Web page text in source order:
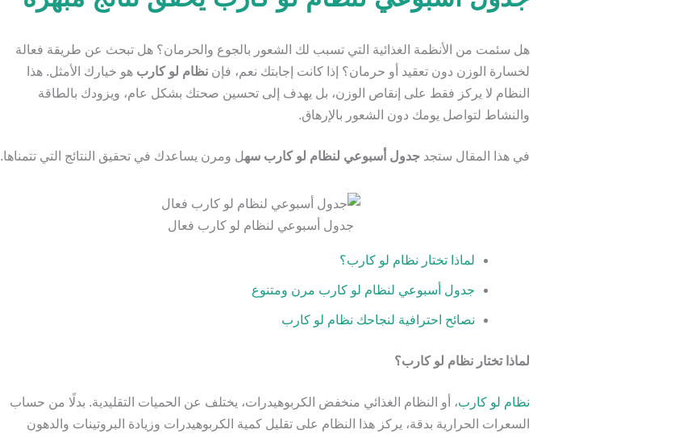
هل سئمت من الأنظمة الغذائية التي تسبب لك الشعور بالجوع والحرمان؟ هل تبحث عن طريقة فعالة
لخسارة الوزن دون تعقيد أو حرمان؟ إذا كانت إجابتك نعم، فإننظام لو كارب هو خيارك الأمثل. هذا
النظام لا يركز فقط على إنقاص الوزن، بل يهدف إلى تحسين صحتك بشكل عام، ويزودك بالطاقة
والنشاط لتواصل يومك دون الشعور بالإرهاق.
في هذا المقال ستجدجدول أسبوعي لنظام لو كارب سهل ومرن يساعدك في تحقيق النتائج التي تتمناها.
جدول أسبوعي لنظام لو كارب فعال
لماذا تختار نظام لو كارب؟
جدول أسبوعي لنظام لو كارب مرن ومتنوع
نصائح احترافية لنجاحك نظام لو كارب
لماذا تختار نظام لو كارب؟
نظام لو كارب، أو النظام الغذائي منخفض الكربوهيدرات، يختلف عن الحميات التقليدية. بدلًا من حساب
السعرات الحرارية بدقة، يركز هذا النظام على تقليل كمية الكربوهيدرات وزيادة البروتينات والدهون